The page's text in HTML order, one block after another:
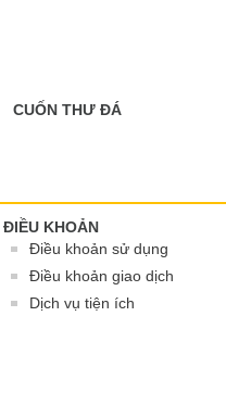
CUỐN THƯ ĐÁ
ĐIỀU KHOẢN
Điều khoản sử dụng
Điều khoản giao dịch
Dịch vụ tiện ích